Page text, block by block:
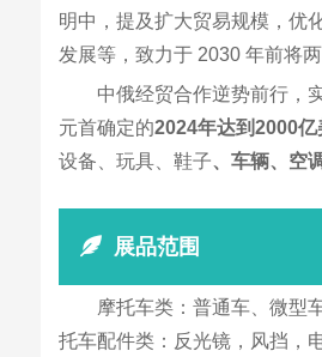
明中，提及扩大贸易规模，优
发展等，致力于 2030 年前将
中俄经贸合作逆势前行，
元首确定的2024年达到2000
设备、玩具、鞋子、车辆、空
展品范围
摩托车类：普通车、微型
托车配件类：反光镜，风挡，